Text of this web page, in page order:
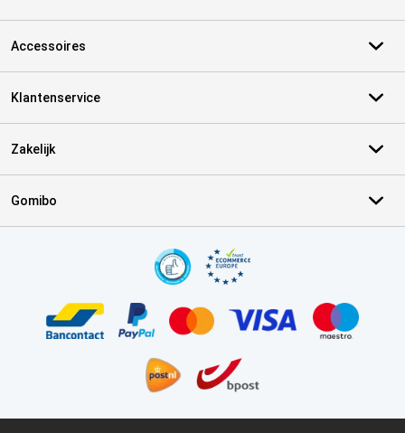
Accessoires
Klantenservice
Zakelijk
Gomibo